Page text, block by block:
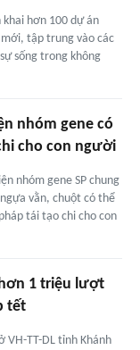
khai hơn 100 dự án
tập trung vào các
sống trong không
nhóm gene có
cho con người
nhóm gene SP chung
vằn, chuột có thể
tái tạo chi cho con
1 triệu lượt
tết
VH-TT-DL tỉnh Khánh